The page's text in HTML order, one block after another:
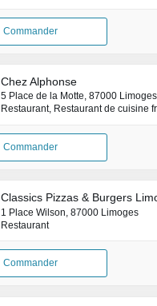
Commander
Chez Alphonse
5 Place de la Motte, 87000 Limoges
Restaurant, Restaurant de cuisine
Commander
Classics Pizzas & Burgers
1 Place Wilson, 87000 Limoges
Restaurant
Commander